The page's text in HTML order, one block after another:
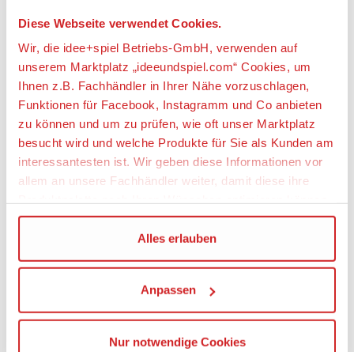
Diese Webseite verwendet Cookies.
Wir, die idee+spiel Betriebs-GmbH, verwenden auf
unserem Marktplatz „ideeundspiel.com“ Cookies, um
Ihnen z.B. Fachhändler in Ihrer Nähe vorzuschlagen,
Funktionen für Facebook, Instagramm und Co anbieten
zu können und um zu prüfen, wie oft unser Marktplatz
besucht wird und welche Produkte für Sie als Kunden am
interessantesten ist. Wir geben diese Informationen vor
allem an unsere Fachhändler weiter, damit diese ihre
Wir verwenden den Google Tag Manager um weitere
Dienste einzubinden.
Wenn Sie auf „Alles erlauben“, klicken, werden ein Teil
Ihrer personenbezogener Daten in die USA übertragen.
Alles erlauben
Anpassen
Nur notwendige Cookies
• Das Kombi-Modell ist über 10 cm hoch, 21 cm lang
und 10 cm breit
Artikeleigenschaften:
Anzahl Teile
149
Geeignetes Alter
Ab 7 Jahre
Angaben zur Produktsicherheit:
Hersteller:
Dänemark, https://www.lego.com,
privacy.officer@LEGO.com
Warnhinweise